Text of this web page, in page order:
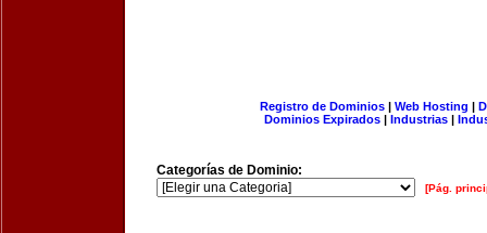
Registro de Dominios| Web Hosting |
Dominios Expirados | Industrias |
Categorías de Dominio:
[Pág.